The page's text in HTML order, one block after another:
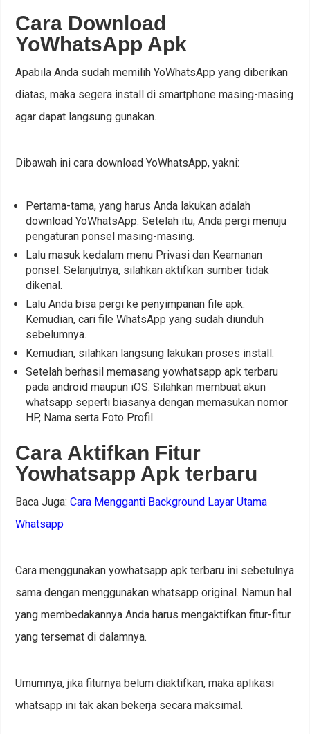
Cara Download
YoWhatsApp Apk
Apabila Anda sudah memilih YoWhatsApp yang diberikan
diatas, maka segera install di smartphone masing-masing
agar dapat langsung gunakan.
Dibawah ini cara download YoWhatsApp, yakni:
Pertama-tama, yang harus Anda lakukan adalah
download YoWhatsApp. Setelah itu, Anda pergi menuju
pengaturan ponsel masing-masing.
Lalu masuk kedalam menu Privasi dan Keamanan
ponsel. Selanjutnya, silahkan aktifkan sumber tidak
dikenal.
Lalu Anda bisa pergi ke penyimpanan file apk.
Kemudian, cari file WhatsApp yang sudah diunduh
sebelumnya.
Kemudian, silahkan langsung lakukan proses install.
Setelah berhasil memasang yowhatsapp apk terbaru
pada android maupun iOS. Silahkan membuat akun
whatsapp seperti biasanya dengan memasukan nomor
HP, Nama serta Foto Profil.
Cara Aktifkan Fitur
Yowhatsapp Apk terbaru
Baca Juga:Cara Mengganti Background Layar Utama
Whatsapp
Cara menggunakan yowhatsapp apk terbaru ini sebetulnya
sama dengan menggunakan whatsapp original. Namun hal
yang membedakannya Anda harus mengaktifkan fitur-fitur
yang tersemat di dalamnya.
Umumnya, jika fiturnya belum diaktifkan, maka aplikasi
whatsapp ini tak akan bekerja secara maksimal.